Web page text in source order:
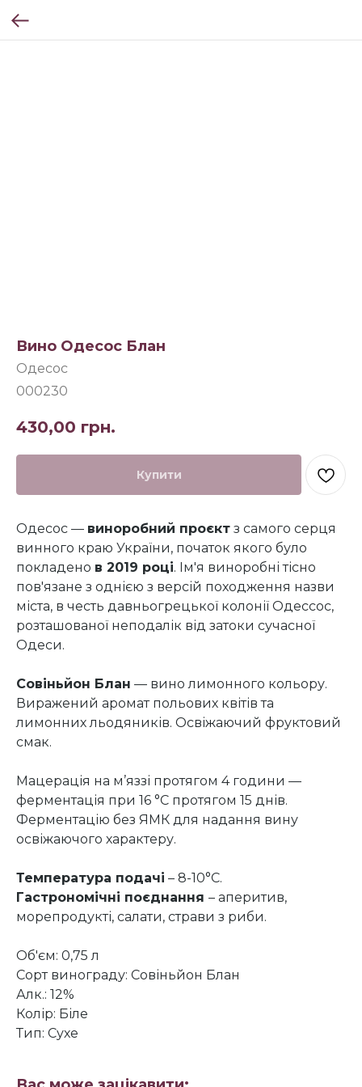
Вино Одесос Блан
Одесос
000230
430,00 грн.
Купити
Одесос — виноробний проєкт з самого серця
винного краю України, початок якого було
покладено в 2019 році. Ім'я виноробні тісно
пов'язане з однією з версій походження назви
міста, в честь давньогрецької колонії Одессос,
розташованої неподалік від затоки сучасної
Одеси.
Совіньйон Блан — вино лимонного кольору.
Виражений аромат польових квітів та
лимонних льодяників. Освіжаючий фруктовий
смак.
Мацерація на м’яззі протягом 4 години —
ферментація при 16 °С протягом 15 днів.
Ферментацію без ЯМК для надання вину
освіжаючого характеру.
Температура подачі – 8-10°C.
Гастрономічні поєднання – аперитив,
морепродукті, салати, страви з риби.
Об'єм: 0,75 л
Сорт винограду: Совіньйон Блан
Алк.: 12%
Колір: Біле
Тип: Сухе